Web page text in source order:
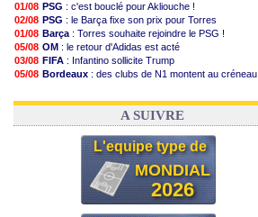
01/08 PSG : c'est bouclé pour Akliouche !
02/08 PSG : le Barça fixe son prix pour Torres
01/08 Barça : Torres souhaite rejoindre le PSG !
05/08 OM : le retour d'Adidas est acté
03/08 FIFA : Infantino sollicite Trump
05/08 Bordeaux : des clubs de N1 montent au créneau
03/08 Real: le démenti de Leipzig pour Diomandé
A SUIVRE
L'equipe type de
MONDIAL
2026